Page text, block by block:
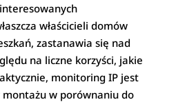
właścicieli domów
zastanawia się nad
na liczne korzyści, jakie
monitoring IP jest
montażu w porównaniu do